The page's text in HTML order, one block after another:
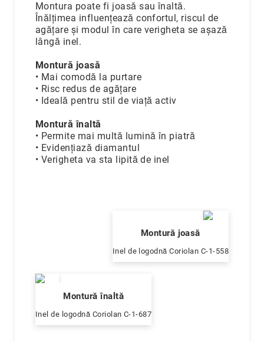
Coriolan
Men
Bărbați
+40
(749)
090
Magazine
Coriolan
Magazin
Musicescu
Magazin
Palas
Montura poate fi joasă sau înaltă.
Înălțimea influențează confortul, riscul de
agățare și modul în care verigheta se așază
lângă inel.
Montură joasă
• Mai comodă la purtare
• Risc redus de agățare
• Ideală pentru stil de viață activ
Montură înaltă
• Permite mai multă lumină în piatră
• Evidențiază diamantul
• Verigheta va sta lipită de inel
Montură joasă
Inel de logodnă Coriolan C-1-558
Montură înaltă
Inel de logodnă Coriolan C-1-687